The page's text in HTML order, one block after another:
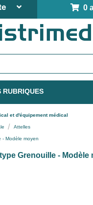
0
RUBRIQUES
et d'équipement médical
Attelles
- Modèle moyen
Grenouille - Modèle